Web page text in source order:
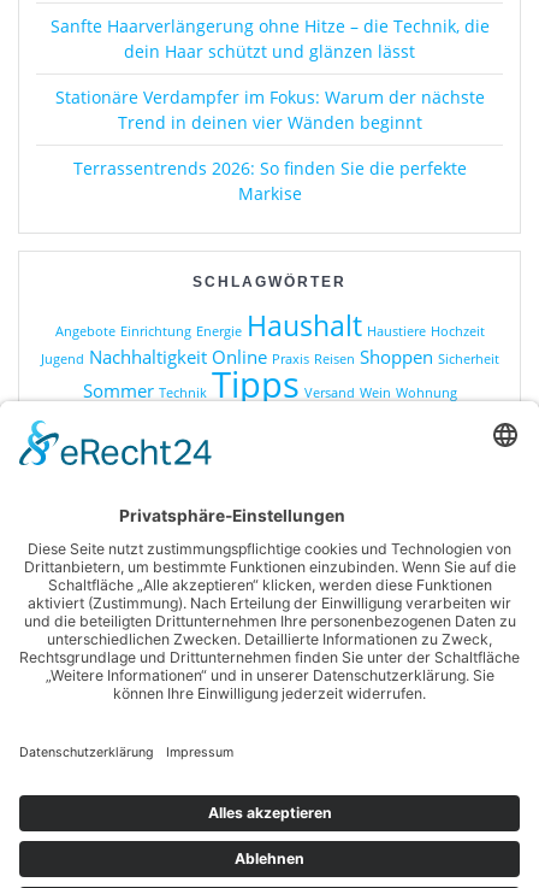
Sanfte Haarverlängerung ohne Hitze – die Technik, die
dein Haar schützt und glänzen lässt
Stationäre Verdampfer im Fokus: Warum der nächste
Trend in deinen vier Wänden beginnt
Terrassentrends 2026: So finden Sie die perfekte
Markise
SCHLAGWÖRTER
Angebote Einrichtung Energie Haushalt Haustiere Hochzeit
Jugend Nachhaltigkeit Online Praxis Reisen Shoppen Sicherheit
Sommer Technik Tipps Versand Wein Wohnung
Online Shopping
Produkte
Ratgeber
Sonstiges
© 2026 Shopping for you. WordPress mit dem